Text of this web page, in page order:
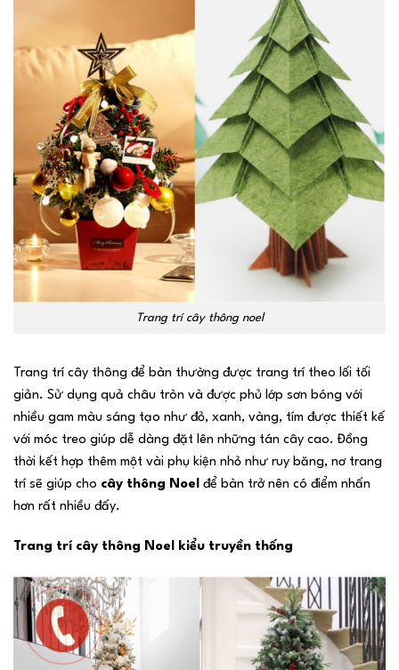
Trang trí cây thông noel
Trang trí cây thông để bàn thường được trang trí theo lối tối
giản. Sử dụng quả châu tròn và được phủ lớp sơn bóng với
nhiều gam màu sáng tạo như đỏ, xanh, vàng, tím được thiết kế
với móc treo giúp dễ dàng đặt lên những tán cây cao. Đồng
thời kết hợp thêm một vài phụ kiện nhỏ như ruy băng, nơ trang
trí sẽ giúp cho cây thông Noel để bàn trở nên có điểm nhấn
hơn rất nhiều đấy.
Trang trí cây thông Noel kiểu truyền thống